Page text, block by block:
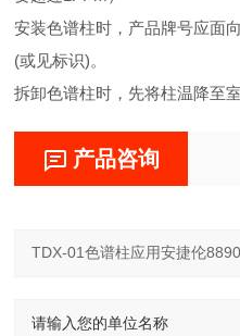
安装色谱柱时，产品牌号应面
(或见标识)。
拆卸色谱柱时，先将柱温降至
产品咨询